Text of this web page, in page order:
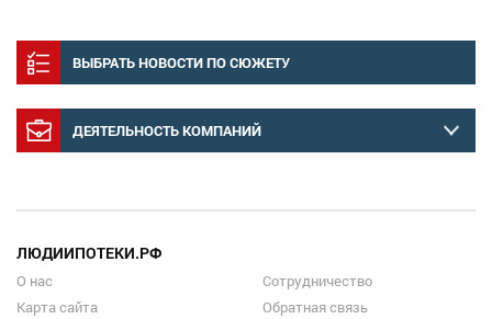
ВЫБРАТЬ НОВОСТИ ПО СЮЖЕТУ
ДЕЯТЕЛЬНОСТЬ КОМПАНИЙ
ЛЮДИИПОТЕКИ.РФ
О нас
Карта сайта
Сотрудничество
Обратная связь